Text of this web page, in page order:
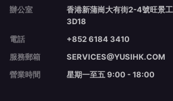
辦公室
香港新蒲崗大有街2-4號旺景
3D18
電話
+852 6184 3410
服務郵箱
SERVICES@YUSIHK.COM
營業時間
星期一至五 9:00 - 18:00